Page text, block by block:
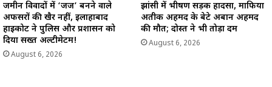
जमीन विवादों में ‘जज’ बनने वाले
अफसरों की खैर नहीं, इलाहाबाद
हाईकोर्ट ने पुलिस और प्रशासन को
दिया सख्त अल्टीमेटम!
August 6, 2026
झांसी में भीषण सड़क हादसा, माफिया
अतीक अहमद के बेटे अबान अहमद
की मौत; दोस्त ने भी तोड़ा दम
August 6, 2026